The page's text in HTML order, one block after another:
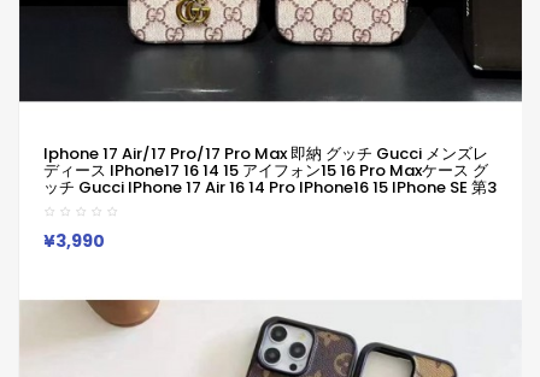
Iphone 17 Air/17 Pro/17 Pro Max 即納 グッチ Gucci メンズレ
ディース IPhone17 16 14 15 アイフォン15 16 Pro Maxケース グ
ッチ Gucci IPhone 17 Air 16 14 Pro IPhone16 15 IPhone SE 第3
世代 IPhone8 IPhone7 スマホケース アイホン17 Air 16 14 15プ
ロマックスケース 新作 芸能人愛用
¥3,990